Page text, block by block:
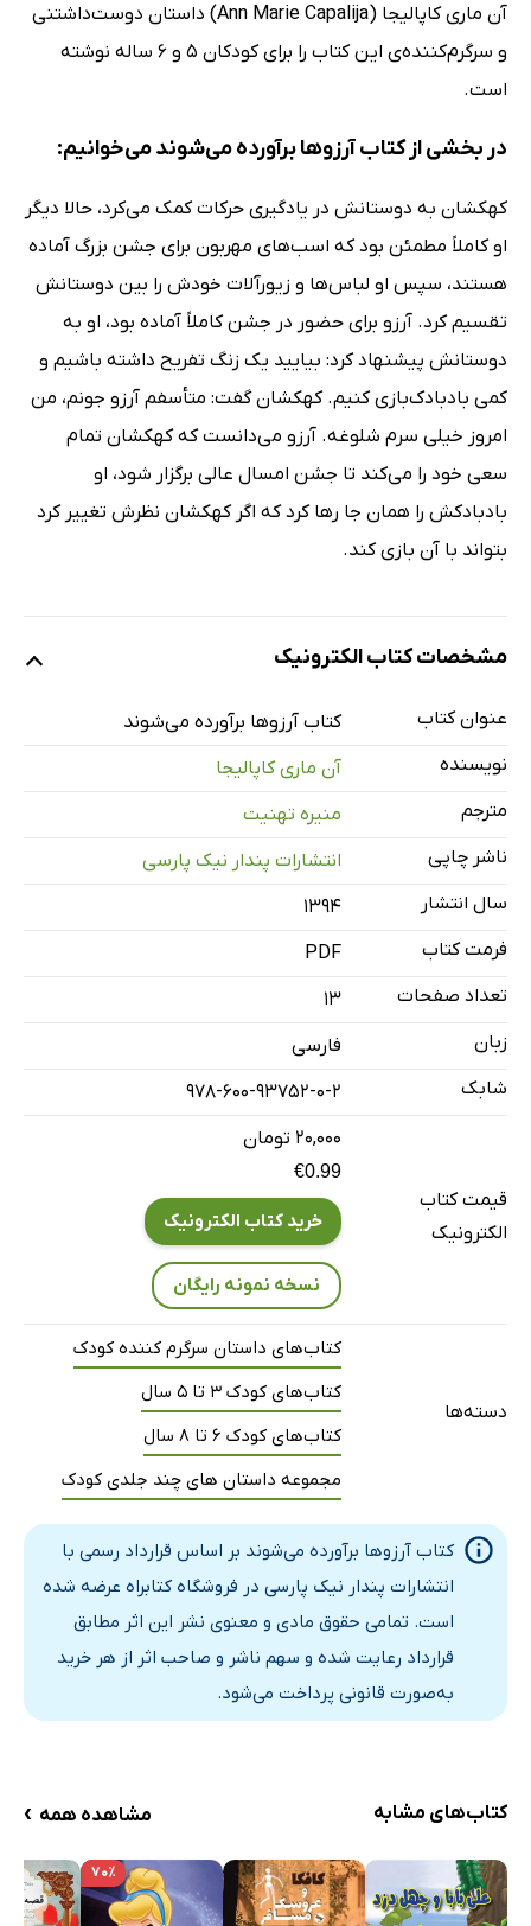
آن ماری کاپالیجا (Ann Marie Capalija) داستان دوست‌داشتنی
و سرگرم‌کننده‌ی این کتاب را برای کودکان 5 و 6 ساله نوشته
است.
در بخشی از کتاب آرزوها برآورده می‌شوند می‌خوانیم:
کهکشان به دوستانش در یادگیری حرکات کمک می‌کرد، حالا دیگر
او کاملاً مطمئن بود که اسب‌های مهربون برای جشن بزرگ آماده
هستند، سپس او لباس‌ها و زیورآلات خودش را بین دوستانش
تقسیم کرد. آرزو برای حضور در جشن کاملاً آماده بود، او به
دوستانش پیشنهاد کرد: بیایید یک زنگ تفریح داشته باشیم و
کمی بادبادک‌بازی کنیم. کهکشان گفت: متأسفم آرزو جونم، من
امروز خیلی سرم شلوغه. آرزو می‌دانست که کهکشان تمام
سعی خود را می‌کند تا جشن امسال عالی برگزار شود، او
بادبادکش را همان جا رها کرد که اگر کهکشان نظرش تغییر کرد
بتواند با آن بازی کند.
مشخصات کتاب الکترونیک
عنوان کتاب
کتاب آرزوها برآورده می‌شوند
نویسنده
آن ماری کاپالیجا
مترجم
منیره تهنیت
ناشر چاپی
انتشارات پندار نیک پارسی
سال انتشار
۱۳۹۴
فرمت کتاب
PDF
تعداد صفحات
13
زبان
فارسی
شابک
978-600-93752-0-2
قیمت کتاب
الکترونیک
۲۰,۰۰۰ تومان
€0.99
خرید کتاب الکترونیک
نسخه نمونه رایگان
دسته‌ها
کتاب‌های داستان سرگرم کننده کودک
کتاب‌های کودک 3 تا 5 سال
کتاب‌های کودک 6 تا 8 سال
مجموعه داستان های چند جلدی کودک
کتاب آرزوها برآورده می‌شوند بر اساس قرارداد رسمی با
انتشارات پندار نیک پارسی در فروشگاه کتابراه عرضه شده
است. تمامی حقوق مادی و معنوی نشر این اثر مطابق
قرارداد رعایت شده و سهم ناشر و صاحب اثر از هر خرید
به‌صورت قانونی پرداخت می‌شود.
کتاب‌های مشابه مشاهده همه ›
۷۰٪